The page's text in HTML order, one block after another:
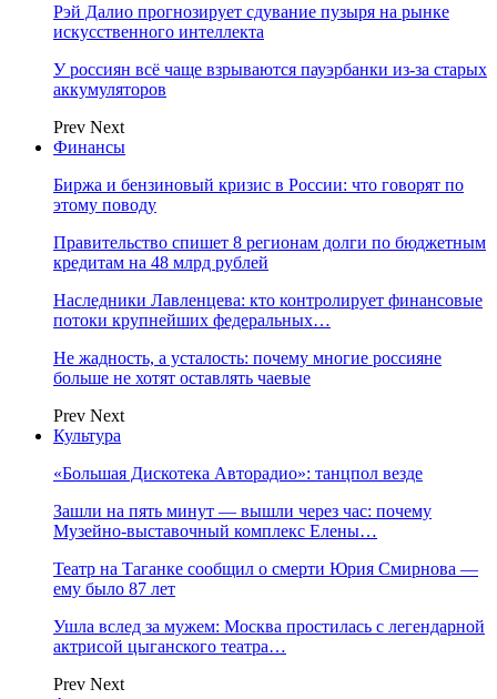
Рэй Далио прогнозирует сдувание пузыря на рынке
искусственного интеллекта
У россиян всё чаще взрываются пауэрбанки из-за старых
аккумуляторов
Prev Next
Финансы
Биржа и бензиновый кризис в России: что говорят по
этому поводу
Правительство спишет 8 регионам долги по бюджетным
кредитам на 48 млрд рублей
Наследники Лавленцева: кто контролирует финансовые
потоки крупнейших федеральных…
Не жадность, а усталость: почему многие россияне
больше не хотят оставлять чаевые
Prev Next
Культура
«Большая Дискотека Авторадио»: танцпол везде
Зашли на пять минут — вышли через час: почему
Музейно-выставочный комплекс Елены…
Театр на Таганке сообщил о смерти Юрия Смирнова —
ему было 87 лет
Ушла вслед за мужем: Москва простилась с легендарной
актрисой цыганского театра…
Prev Next